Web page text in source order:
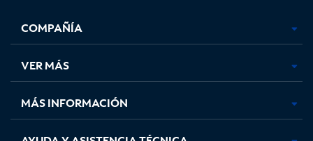
abre
en
pestaña
nueva
abre
en
pestaña
nueva
abre
en
pestaña
nueva
en
nueva
COMPAÑÍA
VER MÁS
MÁS INFORMACIÓN